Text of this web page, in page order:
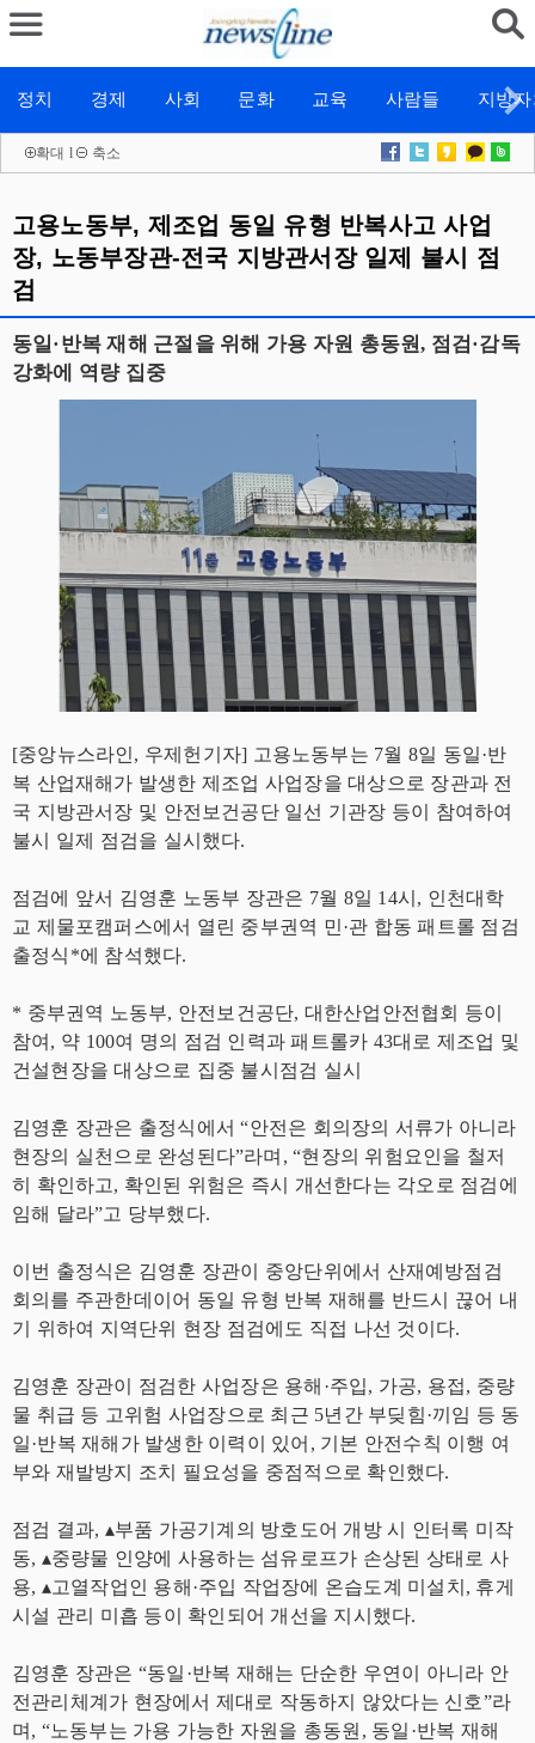
정치 경제 사회 문화 교육 사람들 지방
확대 l 축소
고용노동부, 제조업 동일 유형 반복사고 사업
장, 노동부장관-전국 지방관서장 일제 불시 점
검
동일·반복 재해 근절을 위해 가용 자원 총동원, 점검·감독
강화에 역량 집중
[중앙뉴스라인, 우제헌기자] 고용노동부는 7월 8일 동일·반
복 산업재해가 발생한 제조업 사업장을 대상으로 장관과 전
국 지방관서장 및 안전보건공단 일선 기관장 등이 참여하여
불시 일제 점검을 실시했다.
점검에 앞서 김영훈 노동부 장관은 7월 8일 14시, 인천대학
교 제물포캠퍼스에서 열린 중부권역 민·관 합동 패트롤 점검
출정식*에 참석했다.
* 중부권역 노동부, 안전보건공단, 대한산업안전협회 등이
참여, 약 100여 명의 점검 인력과 패트롤카 43대로 제조업 및
건설현장을 대상으로 집중 불시점검 실시
김영훈 장관은 출정식에서 “안전은 회의장의 서류가 아니라
현장의 실천으로 완성된다”라며, “현장의 위험요인을 철저
히 확인하고, 확인된 위험은 즉시 개선한다는 각오로 점검에
임해 달라”고 당부했다.
이번 출정식은 김영훈 장관이 중앙단위에서 산재예방점검
회의를 주관한데이어 동일 유형 반복 재해를 반드시 끊어 내
기 위하여 지역단위 현장 점검에도 직접 나선 것이다.
김영훈 장관이 점검한 사업장은 용해·주입, 가공, 용접, 중량
물 취급 등 고위험 사업장으로 최근 5년간 부딪힘·끼임 등 동
일·반복 재해가 발생한 이력이 있어, 기본 안전수칙 이행 여
부와 재발방지 조치 필요성을 중점적으로 확인했다.
점검 결과, ▴부품 가공기계의 방호도어 개방 시 인터록 미작
동, ▴중량물 인양에 사용하는 섬유로프가 손상된 상태로 사
용, ▴고열작업인 용해·주입 작업장에 온습도계 미설치, 휴게
시설 관리 미흡 등이 확인되어 개선을 지시했다.
김영훈 장관은 “동일·반복 재해는 단순한 우연이 아니라 안
전관리체계가 현장에서 제대로 작동하지 않았다는 신호”라
며, “노동부는 가용 가능한 자원을 총동원, 동일·반복 재해